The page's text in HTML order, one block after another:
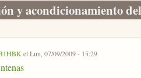
y acondicionamiento
el Lun, 07/09/2009 - 15:29